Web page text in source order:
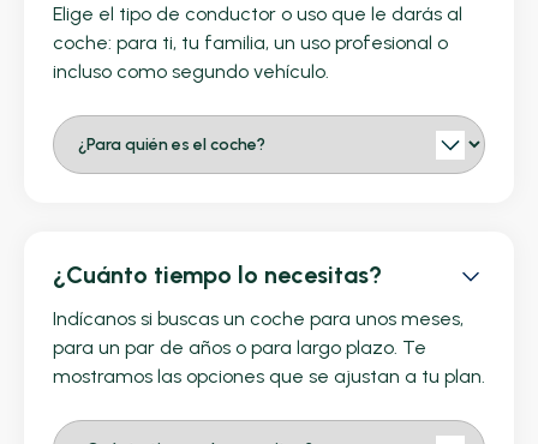
Elige el tipo de conductor o uso que le darás al
coche: para ti, tu familia, un uso profesional o
incluso como segundo vehículo.
¿Cuánto tiempo lo necesitas?
Indícanos si buscas un coche para unos meses,
para un par de años o para largo plazo. Te
mostramos las opciones que se ajustan a tu plan.